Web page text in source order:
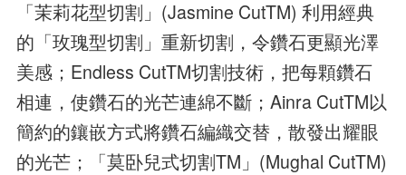
「茉莉花型切割」(Jasmine CutTM) 利用經典
的「玫瑰型切割」重新切割，令鑽石更顯光澤
美感；Endless CutTM切割技術，把每顆鑽石
相連，使鑽石的光芒連綿不斷；Ainra CutTM以
簡約的鑲嵌方式將鑽石編織交替，散發出耀眼
的光芒；「莫卧兒式切割TM」(Mughal CutTM)